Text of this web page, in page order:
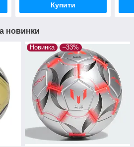
Купити
новинки
Новинка –33%